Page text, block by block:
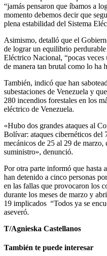
“jamás pensaron que íbamos a
momento debemos decir que
plena estabilidad del Sistema
Asimismo, detalló que el
de lograr un equilibrio
Eléctrico Nacional, “pocas
de manera tan brutal como lo ha
También, indicó que han
subestaciones de Venezuela y
280 incendios forestales en los
eléctrico de Venezuela.
«Hubo dos grandes ataques al
Bolívar: ataques cibernéticos del
mecánicos de 25 al 29 de marzo,
suministro», denunció.
Por otra parte informó que hasta
han detenido a cinco personas
en las fallas que provocaron los
durante los meses de marzo y
19 implicados “Todos ya se
aseveró.
T/Agnieska Castellanos
También te puede interesar